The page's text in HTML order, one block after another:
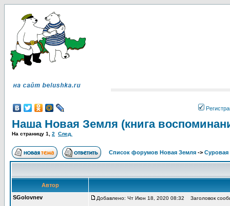
Наша Новая Земля (книга
На страницу 1 2 След.
Список форумов Новая Земля -> Суровая
Автор
SGolovnev
Добавлено: Чт Июн 18, 2020 08:32 Заголовок